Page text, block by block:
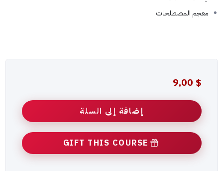
معجم المصطلحات
9,00 $
إضافة إلى السلة
GIFT THIS COURSE